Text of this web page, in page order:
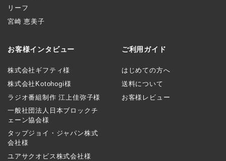
リーフ
宮崎 恵美子
お客様インタビュー
株式会社ギフティ様
株式会社Kotohogi様
ラジオ番組制作 江上佳弥子様
一般社団法人日本ブロックチ
ェーン協会様
タップジョイ・ジャパン株式
会社様
ユアサクオビス株式会社様
ご利用ガイド
はじめての方へ
送料について
お客様レビュー